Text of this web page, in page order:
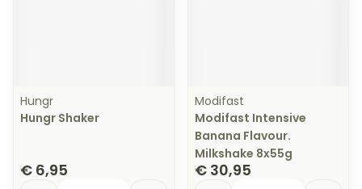
Hungr
Hungr Shaker
€ 6,95
Modifast
Modifast Intensive
Banana Flavour.
Milkshake 8x55g
€ 30,95